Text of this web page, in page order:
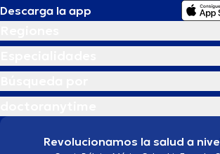
Descarga la app
Revolucionamos la salud a